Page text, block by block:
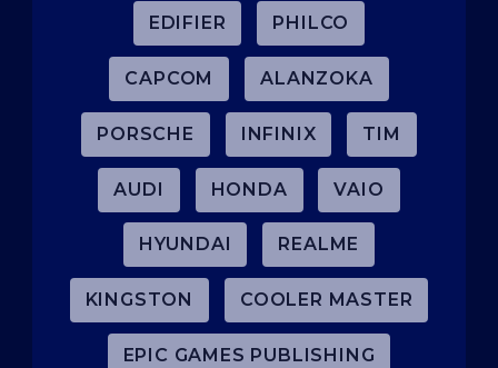
EDIFIER PHILCO
CAPCOM ALANZOKA
PORSCHE INFINIX TIM
AUDI HONDA VAIO
HYUNDAI REALME
KINGSTON COOLER MASTER
EPIC GAMES PUBLISHING